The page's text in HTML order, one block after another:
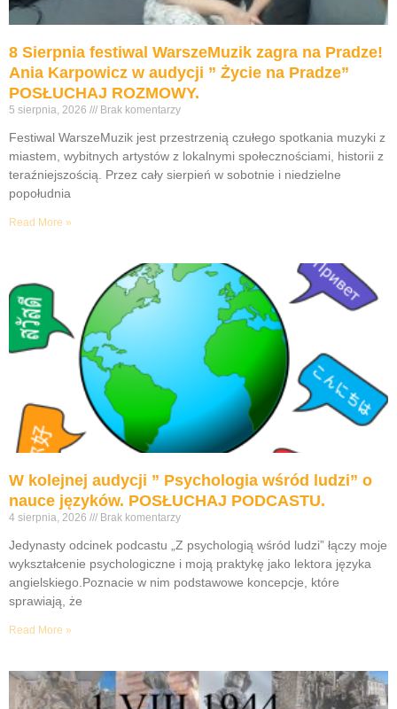
8 Sierpnia festiwal WarszeMuzik zagra na Pradze!
Ania Karpowicz w audycji ” Życie na Pradze”
POSŁUCHAJ ROZMOWY.
5 sierpnia, 2026 Brak komentarzy
Festiwal WarszeMuzik jest przestrzenią czułego spotkania muzyki z
miastem, wybitnych artystów z lokalnymi społecznościami, historii z
teraźniejszością. Przez cały sierpień w sobotnie i niedzielne
popołudnia
Read More »
W kolejnej audycji ” Psychologia wśród ludzi” o
nauce języków. POSŁUCHAJ PODCASTU.
4 sierpnia, 2026 Brak komentarzy
Jedynasty odcinek podcastu „Z psychologią wśród ludzi” łączy moje
wykształcenie psychologiczne i moją praktykę jako lektora języka
angielskiego.Poznacie w nim podstawowe koncepcje, które
sprawiają, że
Read More »